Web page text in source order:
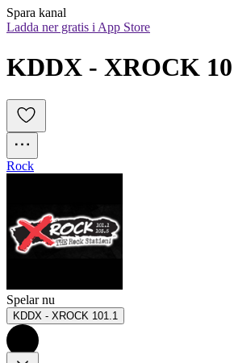
Spara kanal
Ladda ner gratis i App Store
KDDX - XROCK
Rock
Spelar nu
KDDX - XROCK 101.1